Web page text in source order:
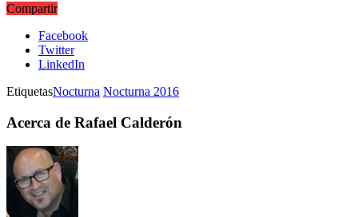
Compartir
Facebook
Twitter
LinkedIn
EtiquetasNocturna Nocturna 2016
Acerca de Rafael Calderón